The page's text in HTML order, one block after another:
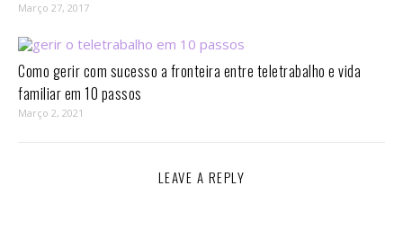
Março 27, 2017
Como gerir com sucesso a fronteira entre teletrabalho e vida
familiar em 10 passos⁣
Março 2, 2021
LEAVE A REPLY